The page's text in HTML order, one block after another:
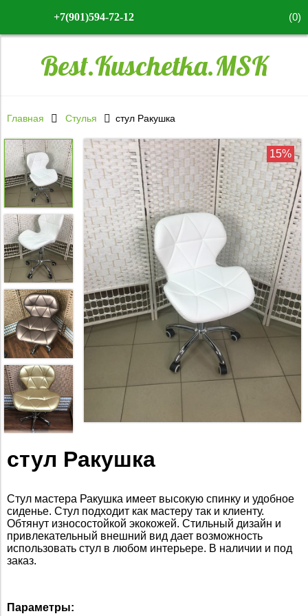
+7(901)594-72-12 (0)
Best.Kuschetka.MSK
Главная Стулья стул Ракушка
15%
стул Ракушка
Стул мастера Ракушка имеет высокую спинку и удобное
сиденье. Стул подходит как мастеру так и клиенту.
Обтянут износостойкой экокожей. Стильный дизайн и
привлекательный внешний вид дает возможность
использовать стул в любом интерьере. В наличии и под
заказ.
Параметры: